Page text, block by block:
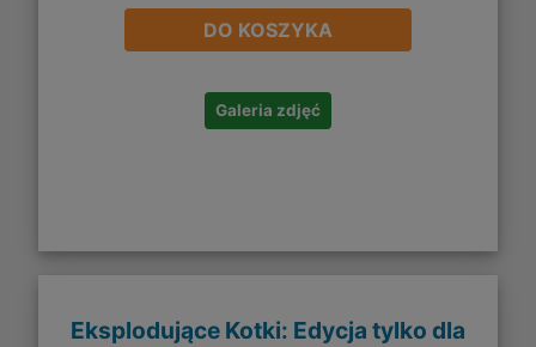
DO KOSZYKA
Galeria zdjęć
Eksplodujące Kotki: Edycja tylko dla